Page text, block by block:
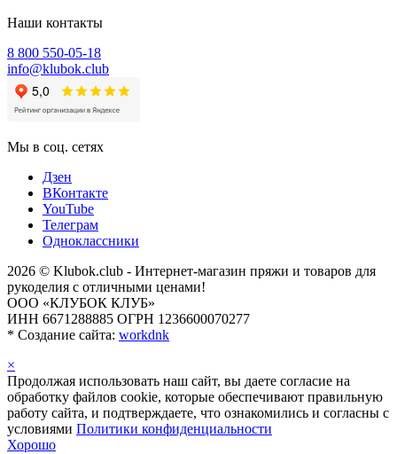
Наши контакты
8 800 550-05-18
info@klubok.club
Мы в соц. сетях
Дзен
ВКонтакте
YouTube
Телеграм
Одноклассники
2026 © Klubok.club - Интернет-магазин пряжи и товаров для
рукоделия с отличными ценами!
ООО «КЛУБОК КЛУБ»
ИНН 6671288885 ОГРН 1236600070277
* Создание сайта: workdnk
×
Продолжая использовать наш сайт, вы даете согласие на
обработку файлов cookie, которые обеспечивают правильную
работу сайта, и подтверждаете, что ознакомились и согласны с
условиями Политики конфиденциальности
Хорошо